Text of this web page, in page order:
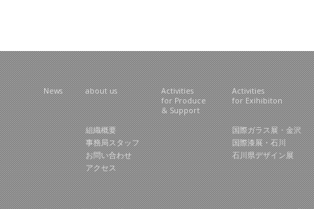
News about us
Activities
for Produce
& Support
Activities
for Exihibiton
組織概要
事務局スタッフ
お問い合わせ
アクセス
国際ガラス展・金沢
国際漆展・石川
石川県デザイン展